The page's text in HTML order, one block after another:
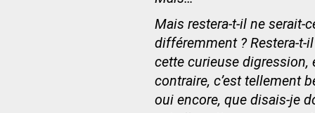
Mais restera-t-il ne serait-
différemment ? Restera-t-
cette curieuse digression,
contraire, c’est tellement
oui encore, que disais-je